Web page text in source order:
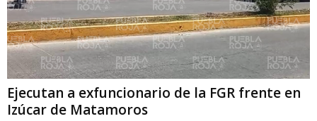
Ejecutan a exfuncionario de la FGR frente en
Izúcar de Matamoros